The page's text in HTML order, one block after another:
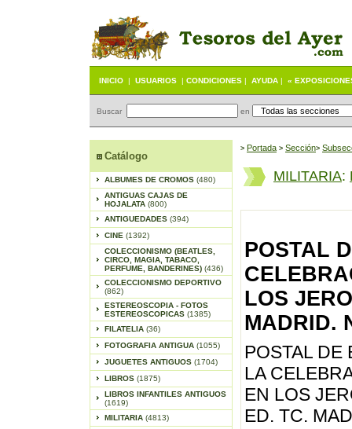
INICIO | USUARIOS | CONDICIONES | AYUDA | «
Buscar en
Catálogo
ALBUMES DE CROMOS (480)
ANTIGUAS CAJAS DE
HOJALATA (800)
ANTIGUEDADES (394)
CINE (1392)
COLECCIONISMO (BEATLES,
CIRCO, MAGIA, TABACO,
PERFUME, BANDERINES) (436)
COLECCIONISMO DEPORTIVO
(862)
ESTEREOSCOPIA - FOTOS
ESTEREOSCOPICAS (1385)
FILATELIA (36)
FOTOGRAFIA ANTIGUA (1055)
JUGUETES ANTIGUOS (1704)
LIBROS (1875)
LIBROS INFANTILES ANTIGUOS
(1619)
MILITARIA (4813)
> Portada > Sección>
MILITARIA:
POSTAL
LOS
MADRID.
POSTAL DE
LA
EN LOS
ED. TC.